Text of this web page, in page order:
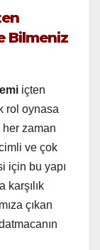
Bilmeniz
içten
rol oynasa
zaman
ve çok
için bu yapı
karşılık
çıkan